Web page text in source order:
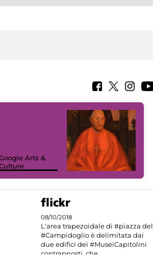
Arts &
08/10/2018
L'area trapezoidale di #piazza del
#Campidoglio è delimitata dai
due edifici dei #MuseiCapitolini
contrapposti, che